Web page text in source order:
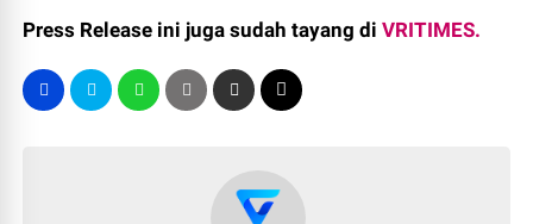
Press Release ini juga sudah tayang diVRITIMES.